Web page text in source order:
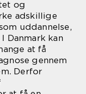
og
adskillige
uddannelse,
Danmark kan
at få
gennem
Derfor